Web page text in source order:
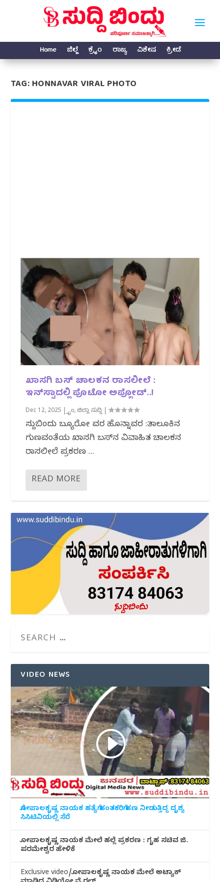
Home ಜಿಲ್ಲೆ ಕ್ರೈಂ ರಾಜ್ಯ ವಿಶೇಷ ಕ್ರೀಡೆ
TAG:HONNAVAR VIRAL PHOTO
ಖಾಸಗಿ ಬಸ್ ಚಾಲಕನ ರಾಸಲೀಲೆ :
ಇನ್‌ಸ್ಟಾದಲ್ಲಿ ಪೊಟೋ ಅಪ್ಲೋಡ್..!
Dec 12, 2025 |ಕ್ರೈಂ,ಜಿಲ್ಲಾ ಸುದ್ದಿ |
ಸುದ್ದಿಬಿಂದು ಬ್ಯೂರೋ ವರದಿ ಹೊನ್ನಾವರ :ತಾಲೂಕಿನ
ಗುಣವಂತೆಯ ಖಾಸಗಿ ಬಸ್‌ನ ವಿವಾಹಿತ ಚಾಲಕನ
ರಾಸಲೀಲೆ ಪ್ರಕರಣ ...
READ MORE
VIDEO NEWS
ಗೋಪಾಲಕೃಷ್ಣ ನಾಯಕ ಹತ್ಯೆಗೆ ಹಂತಕರಿಗೆ ಹಣ ನೀಡುತ್ತಿದ್ದ ದೃಶ್ಯ
ಸಿಸಿಟಿವಿಯಲ್ಲಿ ಸೆರೆ
ಗೋಪಾಲಕೃಷ್ಣ ನಾಯಕ ಮೇಲೆ ಹಲ್ಲೆ ಪ್ರಕರಣ : ಗೃಹ ಸಚಿವ ಜಿ.
ಪರಮೇಶ್ವರ ಹೇಳಿಕೆ
Exclusive video/ಗೋಪಾಲಕೃಷ್ಣ ನಾಯಕ ಮೇಲೆ ಅಟ್ಯಾಕ್